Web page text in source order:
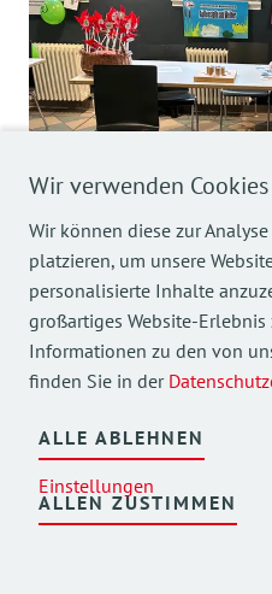
Wir verwenden Cookies
Wir können diese zur
platzieren, um unsere
personalisierte Inhalte
großartiges Website-Erlebnis
Informationen zu den von
finden Sie in der
ALLE ABLEHNEN
Einstellungen
ALLEN ZUSTIMMEN
26.09.2025
Weltkindertag in